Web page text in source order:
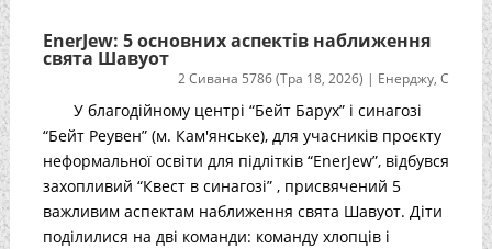
EnerJew: 5 основних аспектів наближення
свята Шавуот
2 Сивана 5786 (Тра 18, 2026) | Енерджу,С
У благодійному центрі “Бейт Барух” і синагозі
“Бейт Реувен” (м. Кам'янське), для учасників проєкту
неформальної освіти для підлітків “EnerJew”, відбувся
захопливий “Квест в синагозі” , присвячений 5
важливим аспектам наближення свята Шавуот. Діти
поділилися на дві команди: команду хлопців і